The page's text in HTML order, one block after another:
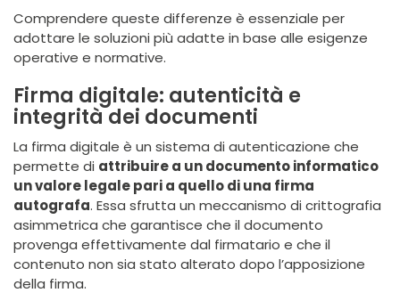
Comprendere queste differenze è essenziale per
adottare le soluzioni più adatte in base alle esigenze
operative e normative.
Firma digitale: autenticità e
integrità dei documenti
La firma digitale è un sistema di autenticazione che
permette di attribuire a un documento informatico
un valore legale pari a quello di una firma
autografa. Essa sfrutta un meccanismo di crittografia
asimmetrica che garantisce che il documento
provenga effettivamente dal firmatario e che il
contenuto non sia stato alterato dopo l’apposizione
della firma.